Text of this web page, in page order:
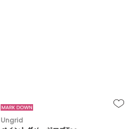
Ungrid